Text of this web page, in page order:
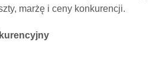
marżę i ceny konkurencji.